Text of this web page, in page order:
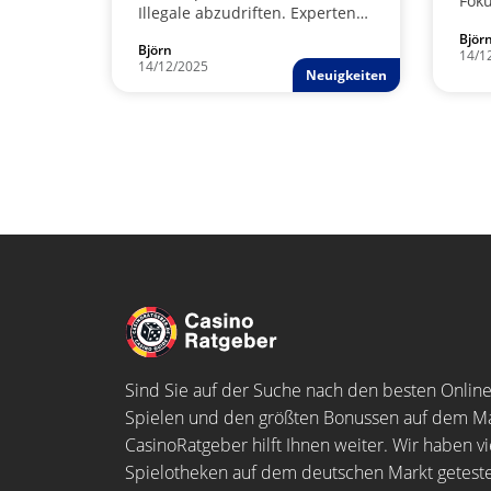
Illegale abzudriften. Experten
regulatorische Anpassungen,
um die Krise abzuwenden und
die Zukunft der Online
Björn
14/12/2025
Neuigkeiten
Björn
14/
Sind Sie auf der Suche nach den besten
Spielen und den größten Bonussen auf dem
CasinoRatgeber hilft Ihnen weiter. Wir haben
Spielotheken auf dem deutschen Markt